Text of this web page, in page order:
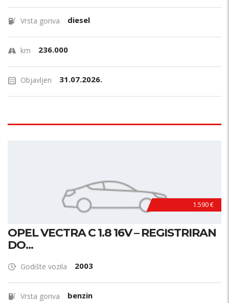
Vrsta goriva diesel
km 236.000
Objavljen 31.07.2026.
1.590 €
OPEL VECTRA C 1.8 16V – REGISTRIRAN
DO...
Godište vozila 2003
Vrsta goriva benzin